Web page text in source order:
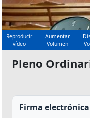
Reproducir
vídeo
Aumentar
Volumen
Pleno
Firma